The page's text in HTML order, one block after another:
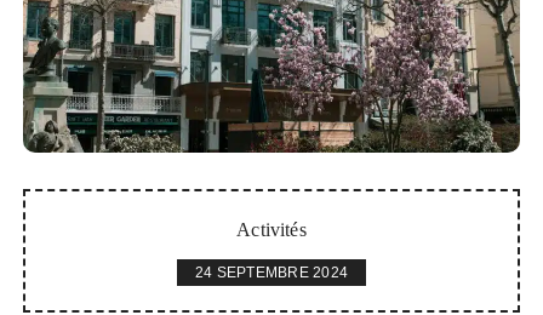
Activités
24 SEPTEMBRE 2024